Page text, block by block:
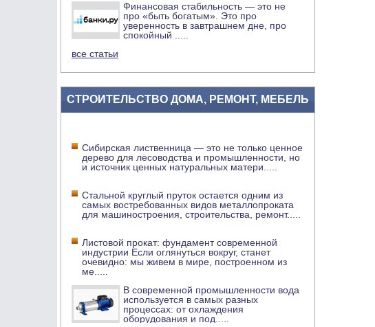
Финансовая стабильность — это не
про «быть богатым». Это про
уверенность в завтрашнем дне, про
спокойный
все статьи
СТРОИТЕЛЬСТВО ДОМА, РЕМОНТ, МЕБЕЛЬ
Сибирская лиственница — это не только ценное
дерево для лесоводства и промышленности, но
и источник ценных натуральных матери
Стальной круглый пруток остается одним из
самых востребованных видов металлопроката
для машиностроения, строительства, ремонт.....
Листовой прокат: фундамент современной
индустрии Если оглянуться вокруг, станет
очевидно: мы живем в мире, построенном из
ме
В современной промышленности вода
используется в самых разных
процессах: от охлаждения
оборудования и под